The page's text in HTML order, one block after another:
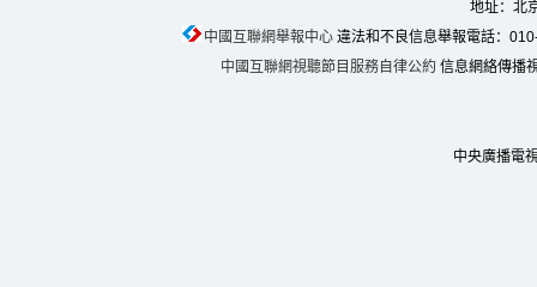
地址：北
中國互聯網舉報中心違法和不良信息舉報電話：
中國互聯網視聽節目服務自律公約 信息網絡傳播
中央廣播電